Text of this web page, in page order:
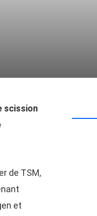
scission
de TSM,
et